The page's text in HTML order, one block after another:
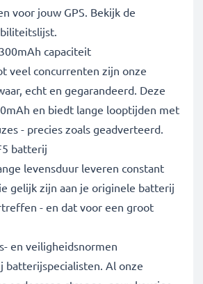
voor jouw GPS. Bekijk de
capaciteit
veel concurrenten zijn onze
echt en gegarandeerd. Deze
en biedt lange looptijden met
- precies zoals geadverteerd.
batterij
levensduur leveren constant
gelijk zijn aan je originele batterij
- en dat voor een groot
en veiligheidsnormen
batterijspecialisten. Al onze